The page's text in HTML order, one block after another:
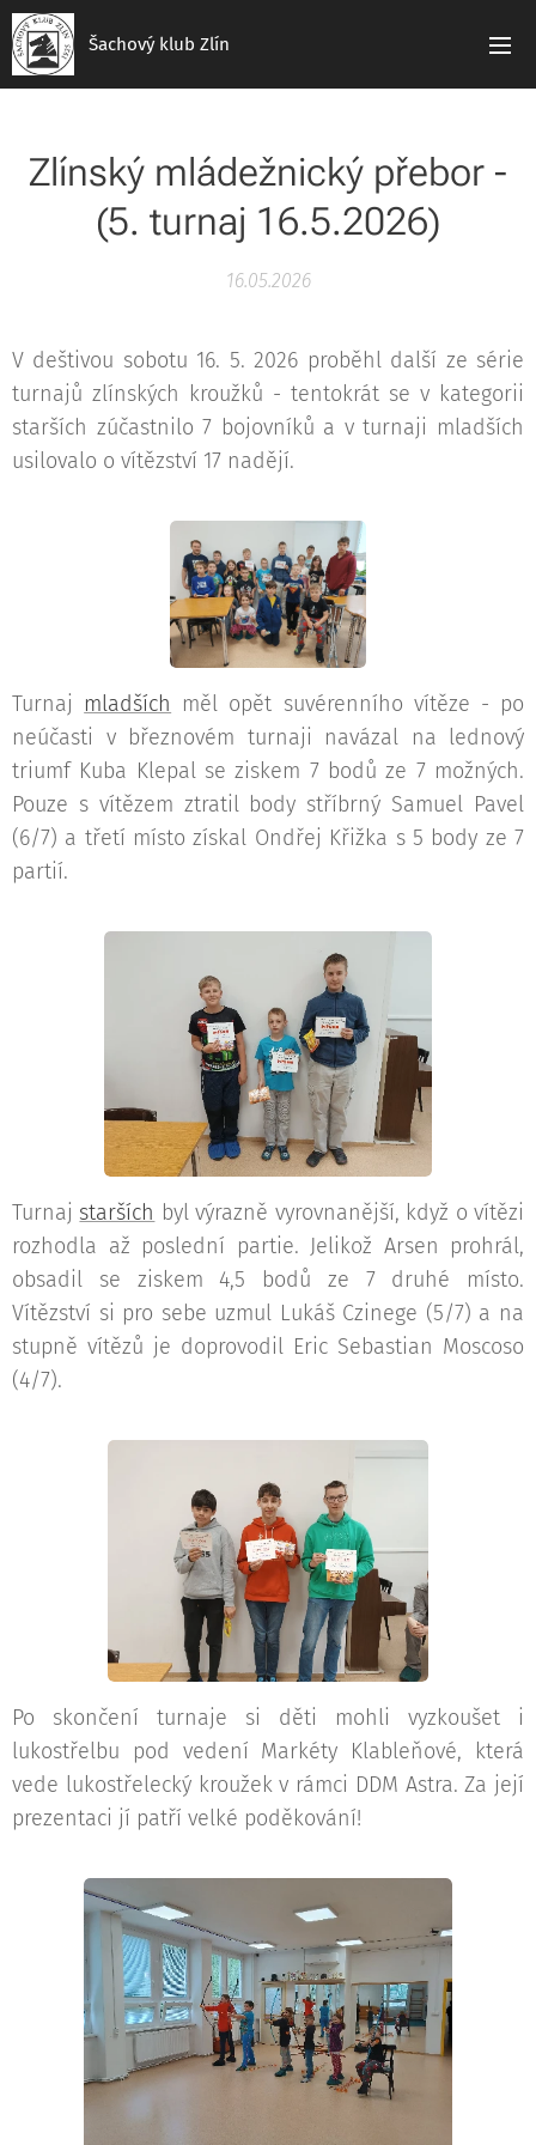
Šachový klub Zlín
Zlínský mládežnický přebor -
(5. turnaj 16.5.2026)
16.05.2026
V deštivou sobotu 16. 5. 2026 proběhl další ze série
turnajů zlínských kroužků - tentokrát se v kategorii
starších zúčastnilo 7 bojovníků a v turnaji mladších
usilovalo o vítězství 17 nadějí.
Turnaj mladších měl opět suvérenního vítěze - po
neúčasti v březnovém turnaji navázal na lednový
triumf Kuba Klepal se ziskem 7 bodů ze 7 možných.
Pouze s vítězem ztratil body stříbrný Samuel Pavel
(6/7) a třetí místo získal Ondřej Křižka s 5 body ze 7
partií.
Turnaj starších byl výrazně vyrovnanější, když o vítězi
rozhodla až poslední partie. Jelikož Arsen prohrál,
obsadil se ziskem 4,5 bodů ze 7 druhé místo.
Vítězství si pro sebe uzmul Lukáš Czinege (5/7) a na
stupně vítězů je doprovodil Eric Sebastian Moscoso
(4/7).
Po skončení turnaje si děti mohli vyzkoušet i
lukostřelbu pod vedení Markéty Klableňové, která
vede lukostřelecký kroužek v rámci DDM Astra. Za její
prezentaci jí patří velké poděkování!